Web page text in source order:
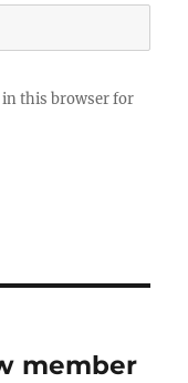
in this browser for
member